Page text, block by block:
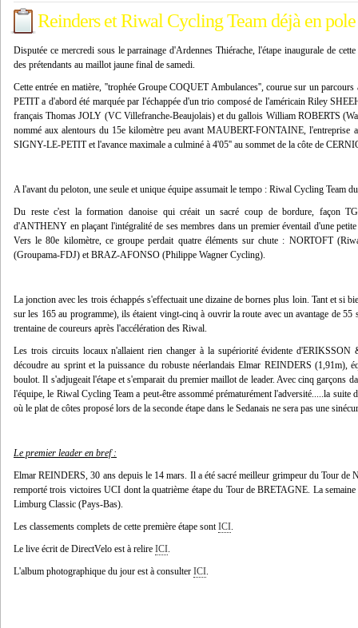
Reinders et Riwal Cycling Team déjà en
Disputée ce mercredi sous le parrainage d'Ardennes Thiérache, l'étape inaugurale de
des prétendants au maillot jaune final de samedi.
Cette entrée en matière, ''trophée Groupe COQUET Ambulances'', courue sur un
PETIT a d'abord été marquée par l'échappée d'un trio composé de l'américain Riley
français Thomas JOLY (VC Villefranche-Beaujolais) et du gallois William ROBERTS
nommé aux alentours du 15e kilomètre peu avant MAUBERT-FONTAINE, l'entreprise
SIGNY-LE-PETIT et l'avance maximale a culminé à 4'05'' au sommet de la côte de
A l'avant du peloton, une seule et unique équipe assumait le tempo : Riwal Cycling Team
Du reste c'est la formation danoise qui créait un sacré coup de bordure, façon
d'ANTHENY en plaçant l'intégralité de ses membres dans un premier éventail d'une
Vers le 80e kilomètre, ce groupe perdait quatre éléments sur chute : NORTOFT
(Groupama-FDJ) et BRAZ-AFONSO (Philippe Wagner Cycling).
La jonction avec les trois échappés s'effectuait une dizaine de bornes plus loin. Tant et si
sur les 165 au programme), ils étaient vingt-cinq à ouvrir la route avec un avantage de 55
trentaine de coureurs après l'accélération des Riwal.
Les trois circuits locaux n'allaient rien changer à la supériorité évidente
découdre au sprint et la puissance du robuste néerlandais Elmar REINDERS (1,91m),
boulot. Il s'adjugeait l'étape et s'emparait du premier maillot de leader. Avec cinq garçons
l'équipe, le Riwal Cycling Team a peut-être assommé prématurément l'adversité.....la suite
où le plat de côtes proposé lors de la seconde étape dans le Sedanais ne sera pas une
Le premier leader en bref :
Elmar REINDERS, 30 ans depuis le 14 mars. Il a été sacré meilleur grimpeur du Tour de
remporté trois victoires UCI dont la quatrième étape du Tour de BRETAGNE. La
Limburg Classic (Pays-Bas).
Les classements complets de cette première étape sontICI.
Le live écrit de DirectVelo est à relire ICI.
L'album photographique du jour est à consulter ICI.